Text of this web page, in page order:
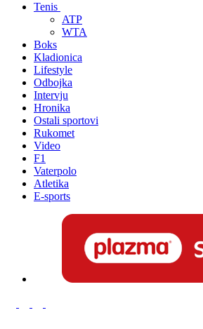
Tenis
ATP
WTA
Boks
Kladionica
Lifestyle
Odbojka
Intervju
Hronika
Ostali sportovi
Rukomet
Video
F1
Vaterpolo
Atletika
E-sports